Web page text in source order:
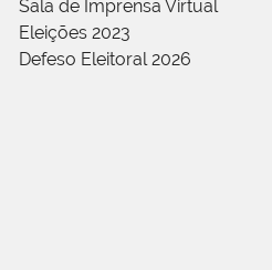
Sala de Imprensa Virtual
Eleições 2023
Defeso Eleitoral 2026